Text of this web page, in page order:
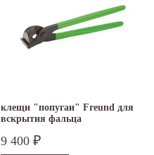
клещи "попугаи" Freund для
вскрытия фальца
9 400 ₽